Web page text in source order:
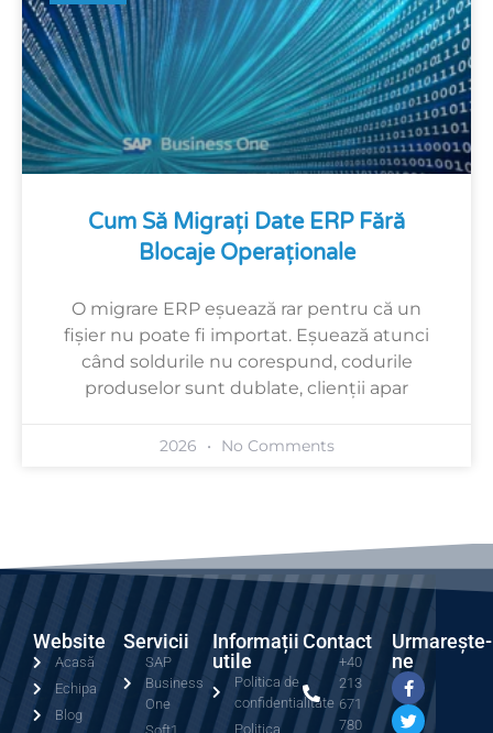
Cum Să Migrați Date ERP Fără
Blocaje Operaționale
O migrare ERP eșuează rar pentru că un
fișier nu poate fi importat. Eșuează atunci
când soldurile nu corespund, codurile
produselor sunt dublate, clienții apar
2026 No Comments
Website
Acasă
Echipa
Blog
Servicii
SAP
Business
One
Informații
utile
Politica de
confidentialitate
Politica
Contact
+40
213
671
780
Urmarește-
ne